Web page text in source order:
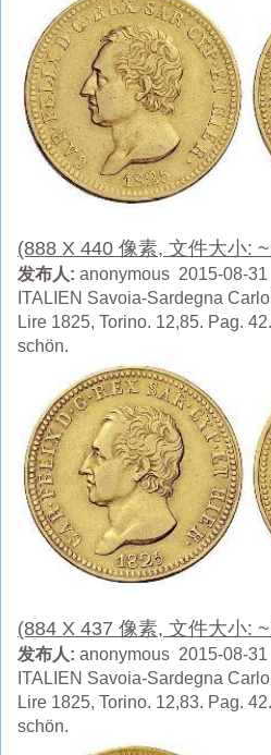
(888 X 440 像素, 文件大小:
发布人: anonymous 2015-08-31
ITALIEN Savoia-Sardegna
Lire 1825, Torino. 12,85. Pag.
schön.
(884 X 437 像素, 文件大小:
发布人: anonymous 2015-08-31
ITALIEN Savoia-Sardegna
Lire 1825, Torino. 12,83. Pag.
schön.